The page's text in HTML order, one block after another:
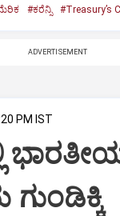
#ಕರೆನ್ಸಿ #Treasury’s
ADVERTISEMENT
PM IST